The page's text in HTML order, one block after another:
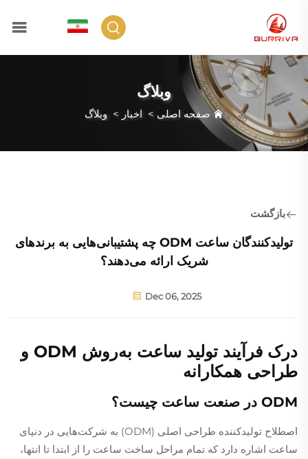
وبلاگ
صفحه اصلی > اخبار >وبلاگ
بازگشت
تولیدکنندگان ساعت ODM چه پشتیبانی‌هایی به برندهای
شریک ارائه می‌دهند؟
Dec 06, 2025
درک فرآیند تولید ساعت به‌روش ODM و
طراحی همکارانه
ODM در صنعت ساعت چیست؟
اصطلاح تولیدکننده طراحی اصلی (ODM) به شرکت‌هایی در دنیای
ساعت اشاره دارد که تمام مراحل ساخت ساعت را از ابتدا تا انتها،